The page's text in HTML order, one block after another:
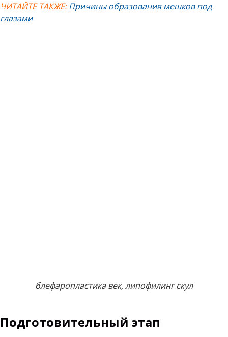
ЧИТАЙТЕ ТАКЖЕ: Причины образования мешков под
глазами
блефаропластика век, липофилинг скул
Подготовительный этап